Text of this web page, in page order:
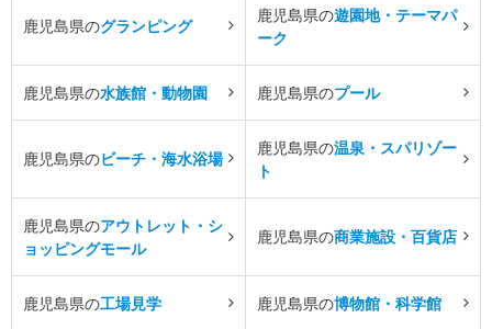
鹿児島県のグランピング
鹿児島県の遊園地・テーマパ
ーク
鹿児島県の水族館・動物園 鹿児島県のプール
鹿児島県のビーチ・海水浴場
鹿児島県の温泉・スパリゾー
ト
鹿児島県のアウトレット・シ
ョッピングモール
鹿児島県の商業施設・百貨店
鹿児島県の工場見学 鹿児島県の博物館・科学館